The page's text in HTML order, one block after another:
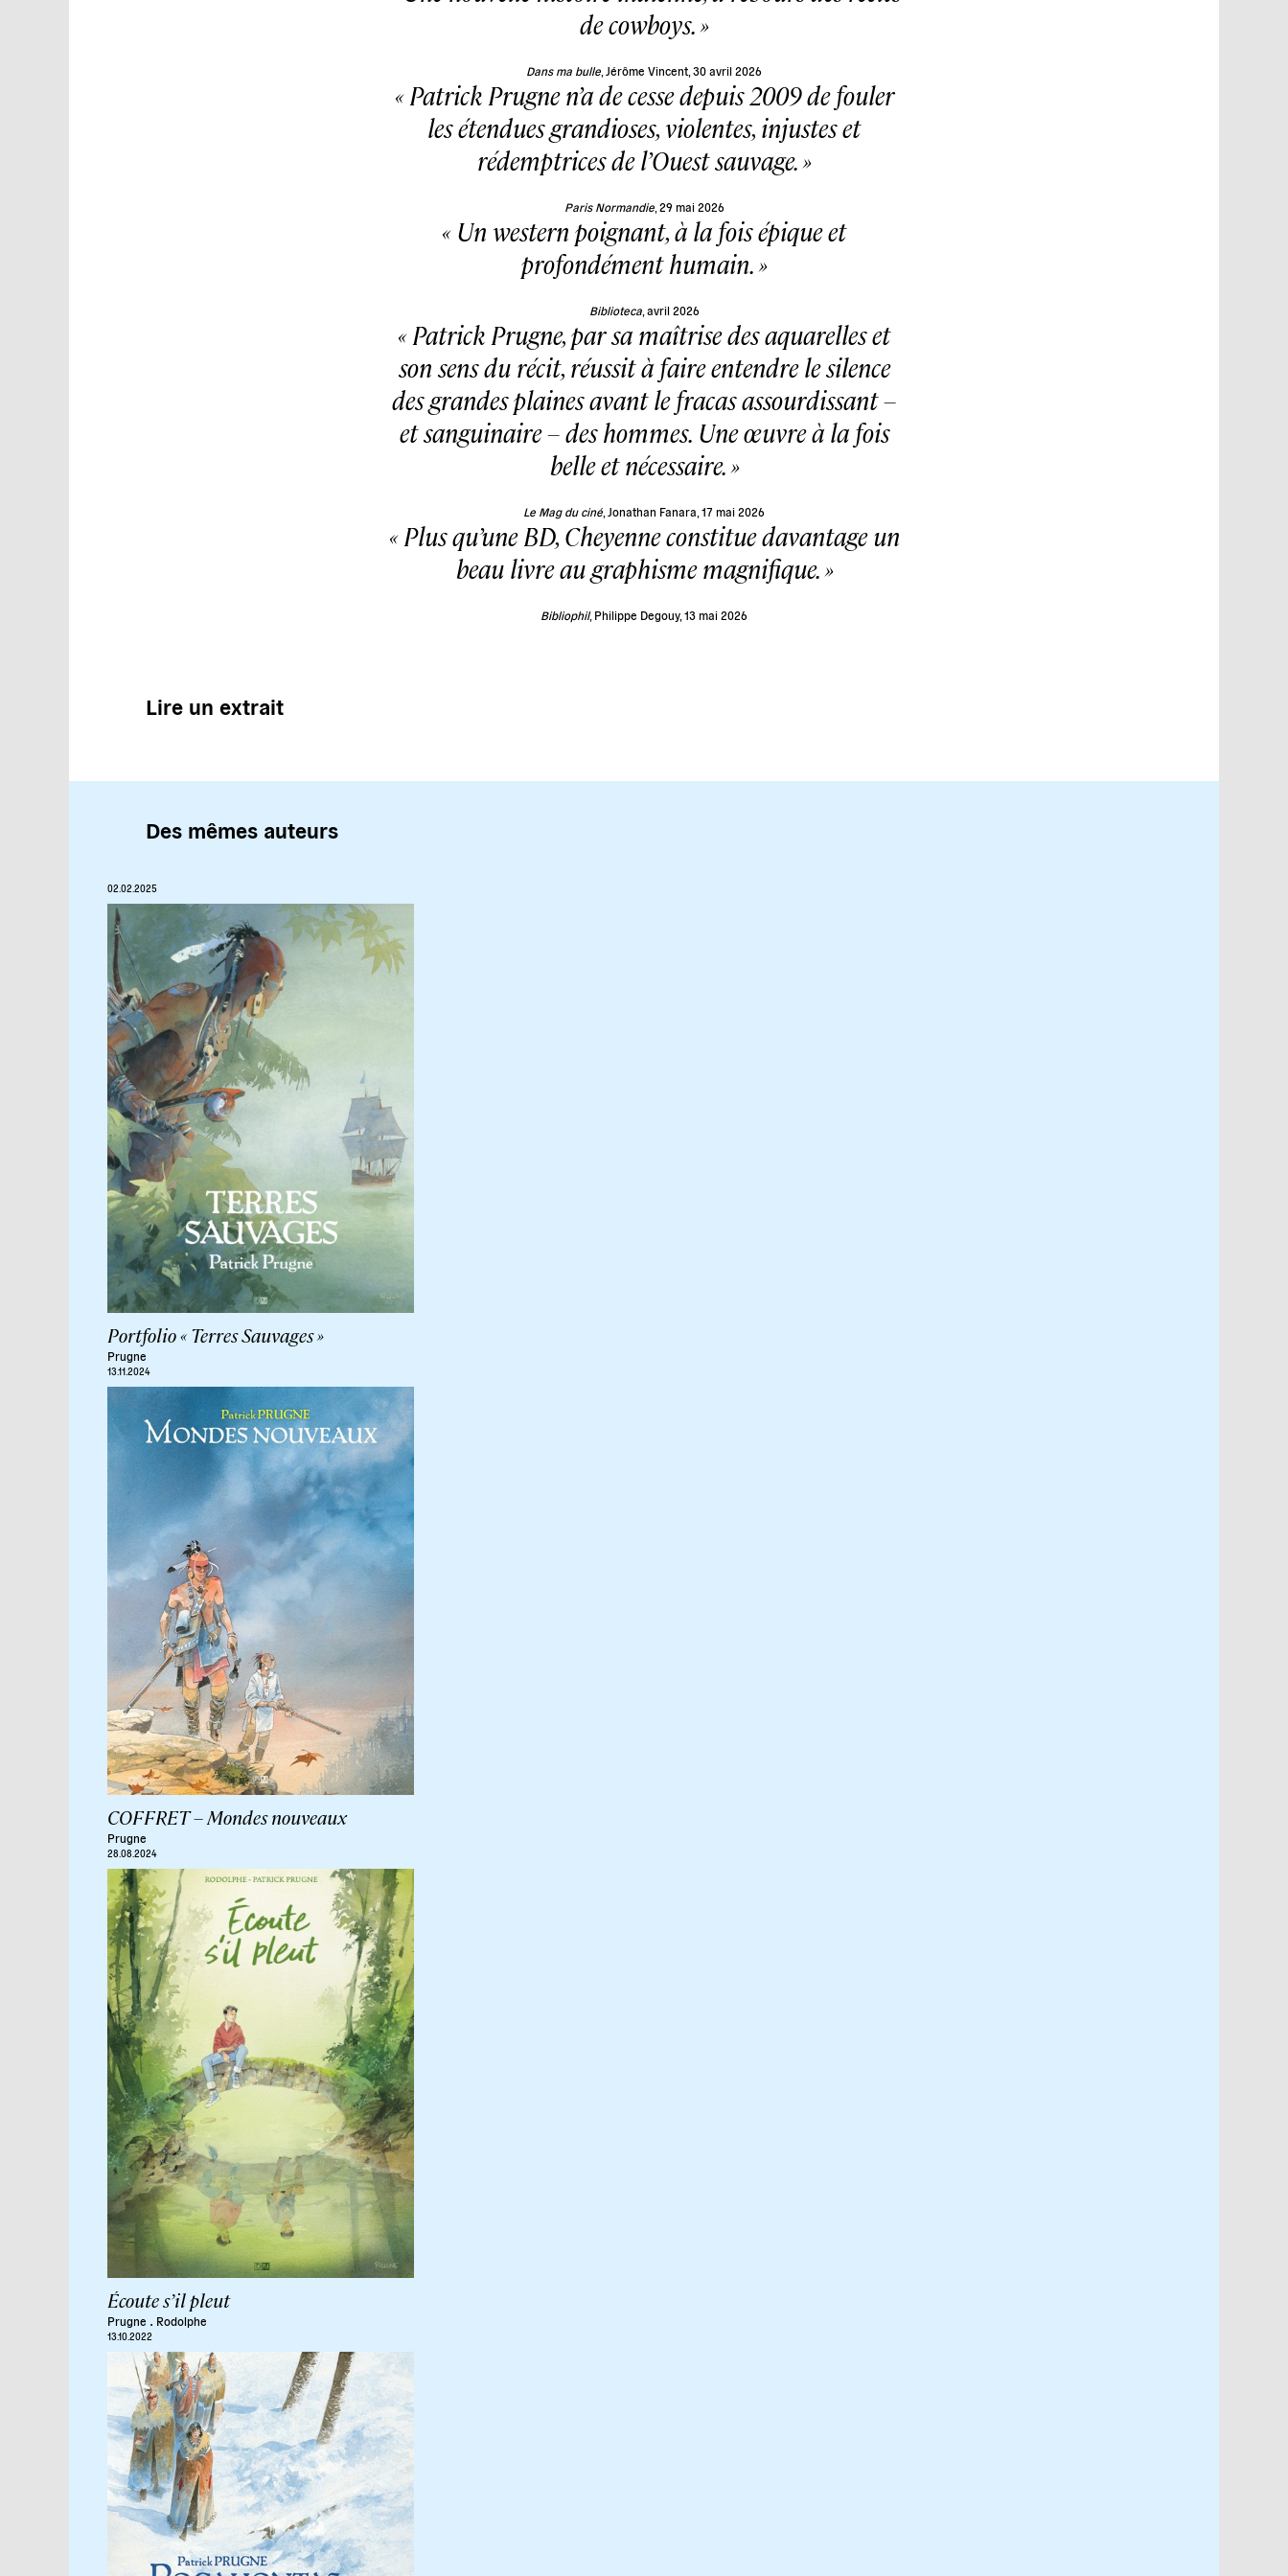
de cowboys.
Dans ma bulle , Jérôme Vincent, 30 avril 2026
Patrick Prugne n’a de cesse depuis 2009 de fouler
les étendues grandioses, violentes, injustes et
rédemptrices de l’Ouest sauvage.
Paris Normandie, 29 mai 2026
Un western poignant, à la fois épique et
profondément humain.
Biblioteca, avril 2026
Patrick Prugne, par sa maîtrise des aquarelles et
son sens du récit, réussit à faire entendre le silence
des grandes plaines avant le fracas assourdissant –
et sanguinaire – des hommes. Une œuvre à la fois
belle et nécessaire.
Le Mag du ciné , Jonathan Fanara, 17 mai 2026
Plus qu’une BD, Cheyenne constitue davantage un
beau livre au graphisme magnifique.
Bibliophil, Philippe Degouy, 13 mai 2026
Lire un extrait
Des mêmes auteurs
02.02.2025
Portfolio « Terres Sauvages »
Prugne
13.11.2024
COFFRET – Mondes nouveaux
Prugne
28.08.2024
Écoute s’il pleut
Prugne . Rodolphe
13.10.2022